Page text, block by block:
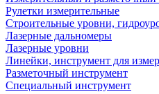
Рулетки измерительные
Строительные уровни,
Лазерные дальномеры
Лазерные уровни
Линейки, инструмент для
Разметочный инструмент
Специальный инструмент